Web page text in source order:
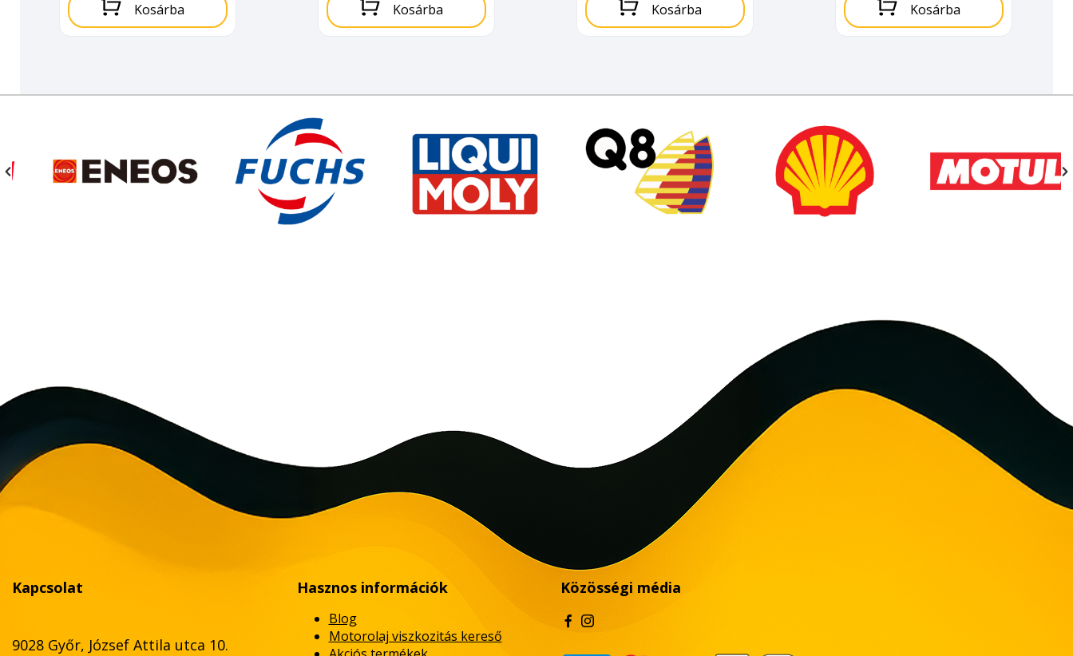
Kosárba Kosárba Kosárba Kosárba
Kapcsolat
9028 Győr, József Attila utca 10.
Hasznos információk
Blog
Motorolaj viszkozitás kereső
Közösségi média